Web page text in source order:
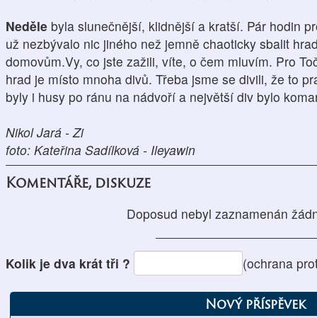
Neděle byla slunečnější, klidnější a kratší. Pár hodin
už nezbývalo nic jiného než jemně chaoticky sbalit
domovům.Vy, co jste zažili, víte, o čem mluvím. Pro
hrad je místo mnoha divů. Třeba jsme se divili, že to
byly i husy po ránu na nádvoří a největší div bylo
Nikol Jará - Zi
foto: Kateřina Sadílková - Ileyawin
Komentáře, diskuze
Doposud nebyl zaznamenán
Kolik je dva krát tři ? (ochrana
Nový příspěvek